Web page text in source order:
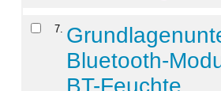
7
Bluetooth-
BT-Feuchte